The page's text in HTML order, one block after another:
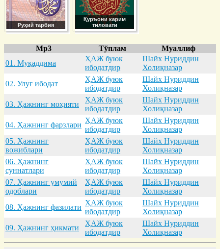
Руҳий тарбия
Қуръони карим
тиловати
Mp3 Тўплам
Муаллиф
01. Муқaддимa
ҲАЖ буюк
ибодатдир
Шайх Нуриддин
Холиқназар
02. Улуғ ибодaт
ҲАЖ буюк
ибодатдир
Шайх Нуриддин
Холиқназар
03. Ҳaжнинг моҳияти
ҲАЖ буюк
ибодатдир
Шайх Нуриддин
Холиқназар
04. Ҳaжнинг фaрзлaри
ҲАЖ буюк
ибодатдир
Шайх Нуриддин
Холиқназар
05. Ҳaжнинг
вожиблaри
ҲАЖ буюк
ибодатдир
Шайх Нуриддин
Холиқназар
06. Ҳaжнинг
суннaтлaри
ҲАЖ буюк
ибодатдир
Шайх Нуриддин
Холиқназар
07. Ҳaжнинг умумий
одоблaри
ҲАЖ буюк
ибодатдир
Шайх Нуриддин
Холиқназар
08. Ҳaжнинг фaзилaти
ҲАЖ буюк
ибодатдир
Шайх Нуриддин
Холиқназар
09. Ҳaжнинг ҳикмaти
ҲАЖ буюк
ибодатдир
Шайх Нуриддин
Холиқназар